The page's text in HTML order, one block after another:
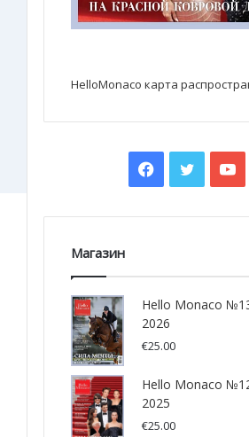
HelloMonaco карта
Facebook
Twitter
Магазин
Hello Monaco
2026
€25.00
Hello Monaco
2025
€25.00